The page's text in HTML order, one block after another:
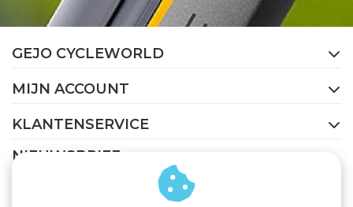
GEJO CYCLEWORLD
MIJN ACCOUNT
KLANTENSERVICE
NIEUWSBRIEF
Abonneer je op onze nieuwsbrief om op de hoogte te